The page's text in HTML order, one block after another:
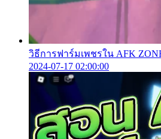
วิธีการฟาร์มเพชรใน AFK
2024-07-17 02:00:00